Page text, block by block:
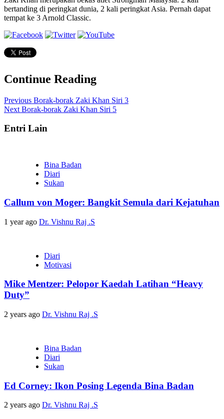
bertanding di peringkat dunia, 2 kali peringkat Asia. Pernah dapat
tempat ke 3 Arnold Classic.
Continue Reading
Previous Borak-borak Zaki Khan Siri 3
Next Borak-borak Zaki Khan Siri 5
Entri Lain
Bina Badan
Diari
Sukan
Callum von Moger: Bangkit Semula dari Kejatuhan
1 year ago Dr. Vishnu Raj .S
Diari
Motivasi
Mike Mentzer: Pelopor Kaedah Latihan “Heavy
Duty”
2 years ago Dr. Vishnu Raj .S
Bina Badan
Diari
Sukan
Ed Corney: Ikon Posing Legenda Bina Badan
2 years ago Dr. Vishnu Raj .S